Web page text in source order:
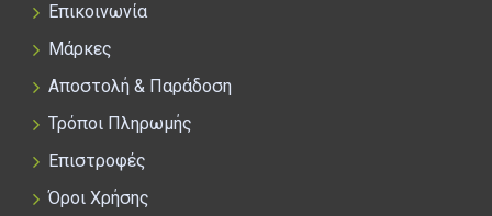
Επικοινωνία
Μάρκες
Αποστολή & Παράδοση
Τρόποι Πληρωμής
Επιστροφές
Όροι Χρήσης